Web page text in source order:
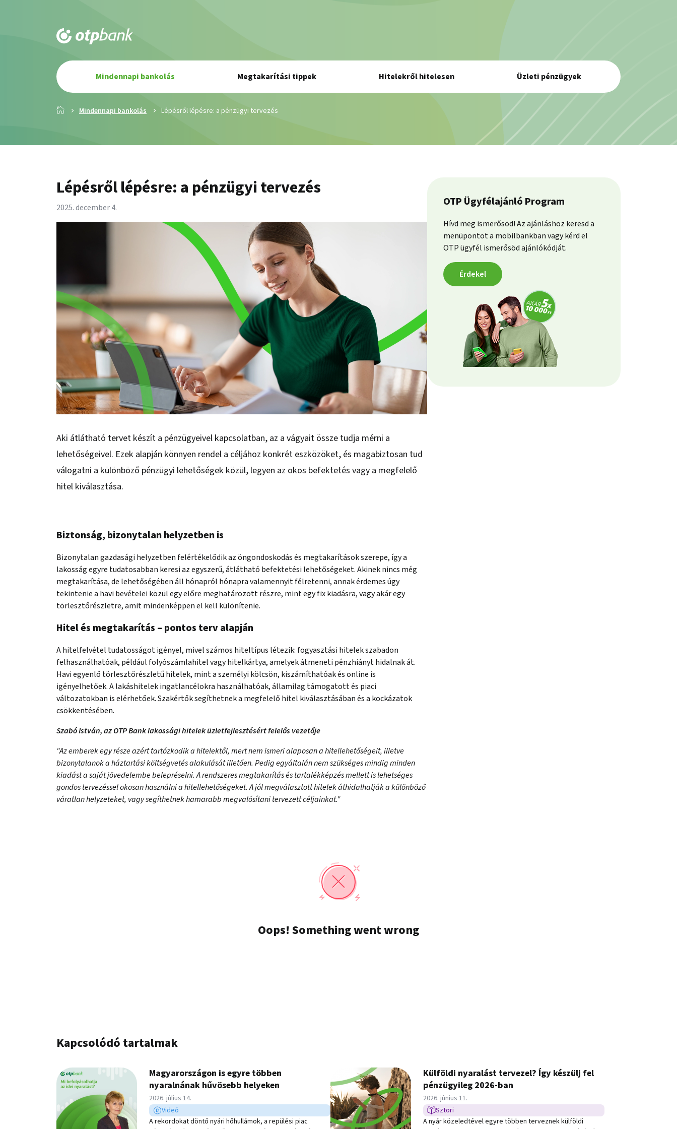
Elsődleges
navigáció
Mindennapi bankolás Megtakarítási tippek Hitelekről hitelesen Üzleti pénzügyek
Főoldal Mindennapi bankolás Lépésről lépésre: a pénzügyi tervezés
Lépésről lépésre: a pénzügyi tervezés
2025. december 4.
Aki átlátható tervet készít a pénzügyeivel kapcsolatban, az a vágyait össze tudja mérni a
lehetőségeivel. Ezek alapján könnyen rendel a céljához konkrét eszközöket, és magabiztosan tud
válogatni a különböző pénzügyi lehetőségek közül, legyen az okos befektetés vagy a megfelelő
hitel kiválasztása.
Biztonság, bizonytalan helyzetben is
Bizonytalan gazdasági helyzetben felértékelődik az öngondoskodás és megtakarítások szerepe, így a
lakosság egyre tudatosabban keresi az egyszerű, átlátható befektetési lehetőségeket. Akinek nincs még
megtakarítása, de lehetőségében áll hónapról hónapra valamennyit félretenni, annak érdemes úgy
tekintenie a havi bevételei közül egy előre meghatározott részre, mint egy fix kiadásra, vagy akár egy
törlesztőrészletre, amit mindenképpen el kell különítenie.
Hitel és megtakarítás – pontos terv alapján
A hitelfelvétel tudatosságot igényel, mivel számos hiteltípus létezik: fogyasztási hitelek szabadon
felhasználhatóak, például folyószámlahitel vagy hitelkártya, amelyek átmeneti pénzhiányt hidalnak át.
Havi egyenlő törlesztőrészletű hitelek, mint a személyi kölcsön, kiszámíthatóak és online is
igényelhetőek. A lakáshitelek ingatlancélokra használhatóak, államilag támogatott és piaci
változatokban is elérhetőek. Szakértők segíthetnek a megfelelő hitel kiválasztásában és a kockázatok
csökkentésében.
Szabó István, az OTP Bank lakossági hitelek üzletfejlesztésért felelős vezetője
"Az emberek egy része azért tartózkodik a hitelektől, mert nem ismeri alaposan a hitellehetőségeit, illetve
bizonytalanok a háztartási költségvetés alakulását illetően. Pedig egyáltalán nem szükséges mindig minden
kiadást a saját jövedelembe belepréselni. A rendszeres megtakarítás és tartalékképzés mellett is lehetséges
gondos tervezéssel okosan használni a hitellehetőségeket. A jól megválasztott hitelek áthidalhatják a különböző
váratlan helyzeteket, vagy segíthetnek hamarabb megvalósítani tervezett céljainkat."
OTP Ügyfélajánló Program
Hívd meg ismerősöd! Az ajánláshoz keresd a
menüpontot a mobilbankban vagy kérd el
OTP ügyfél ismerősöd ajánlókódját.
Érdekel
Kapcsolódó tartalmak
Magyarországon is egyre többen
nyaralnának hűvösebb helyeken
Közzétéve:
2026. július 14.
Videó
Videó típusú hír
A rekordokat döntő nyári hőhullámok, a repülési piac
Külföldi nyaralást tervezel? Így készülj fel
pénzügyileg 2026-ban
Közzétéve:
2026. június 11.
Sztori
Sztori típusú hír
A nyár közeledtével egyre többen terveznek külföldi